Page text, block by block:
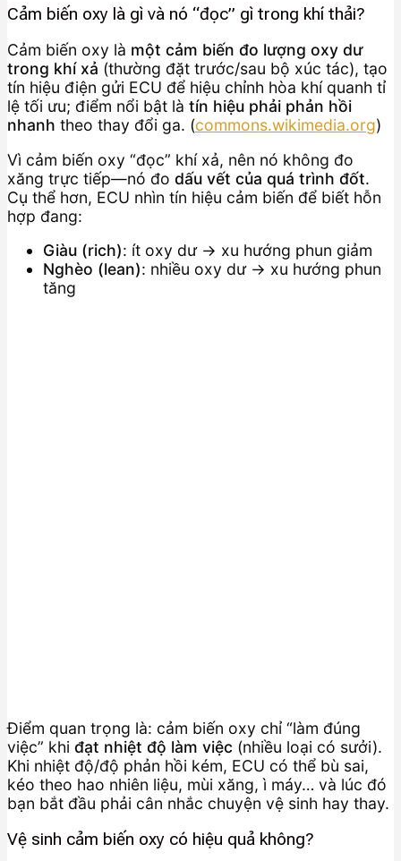
Cảm biến oxy là gì và nó “đọc” gì trong khí thải?
Cảm biến oxy là một cảm biến đo lượng oxy dư
trong khí xả (thường đặt trước/sau bộ xúc tác), tạo
tín hiệu điện gửi ECU để hiệu chỉnh hòa khí quanh tỉ
lệ tối ưu; điểm nổi bật là tín hiệu phải phản hồi
nhanh theo thay đổi ga. (commons.wikimedia.org)
Vì cảm biến oxy “đọc” khí xả, nên nó không đo
xăng trực tiếp—nó đo dấu vết của quá trình đốt.
Cụ thể hơn, ECU nhìn tín hiệu cảm biến để biết hỗn
hợp đang:
Giàu (rich): ít oxy dư → xu hướng phun giảm
Nghèo (lean): nhiều oxy dư → xu hướng phun
tăng
Điểm quan trọng là: cảm biến oxy chỉ “làm đúng
việc” khi đạt nhiệt độ làm việc (nhiều loại có sưởi).
Khi nhiệt độ/độ phản hồi kém, ECU có thể bù sai,
kéo theo hao nhiên liệu, mùi xăng, ì máy… và lúc đó
bạn bắt đầu phải cân nhắc chuyện vệ sinh hay thay.
Vệ sinh cảm biến oxy có hiệu quả không?